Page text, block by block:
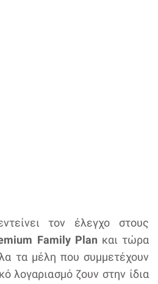
τον έλεγχο στους
Family Plan και τώρα
τα μέλη που συμμετέχουν
λογαριασμό ζουν στην ίδια